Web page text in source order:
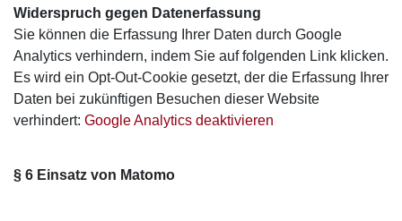
Widerspruch gegen Datenerfassung
Sie können die Erfassung Ihrer Daten durch Google
Analytics verhindern, indem Sie auf folgenden Link klicken.
Es wird ein Opt-Out-Cookie gesetzt, der die Erfassung Ihrer
Daten bei zukünftigen Besuchen dieser Website
verhindert: Google Analytics deaktivieren
§ 6 Einsatz von Matomo